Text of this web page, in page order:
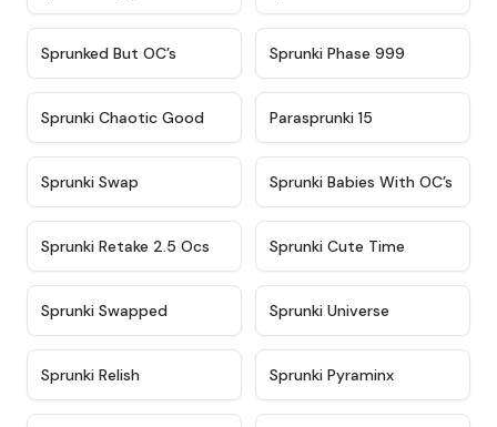
Sprunked But OC’s Sprunki Phase 999
★ 4.7
Sprunki Chaotic Good Parasprunki 15
Sprunki Swap ★ 4.8
Sprunki Babies With OC’s
★ 4.6
Sprunki Retake 2.5 Ocs Sprunki Cute Time
Sprunki Swapped Sprunki Universe
Sprunki Relish Sprunki Pyraminx